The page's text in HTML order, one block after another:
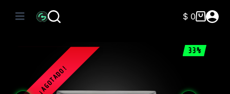
Carro
$0
33%